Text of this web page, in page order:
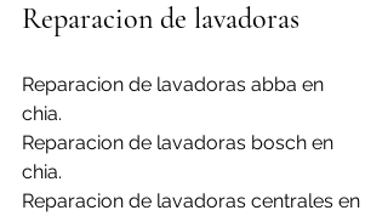
Reparacion de lavadoras
Reparacion de lavadoras abba en
chia.
Reparacion de lavadoras bosch en
chia.
Reparacion de lavadoras centrales en